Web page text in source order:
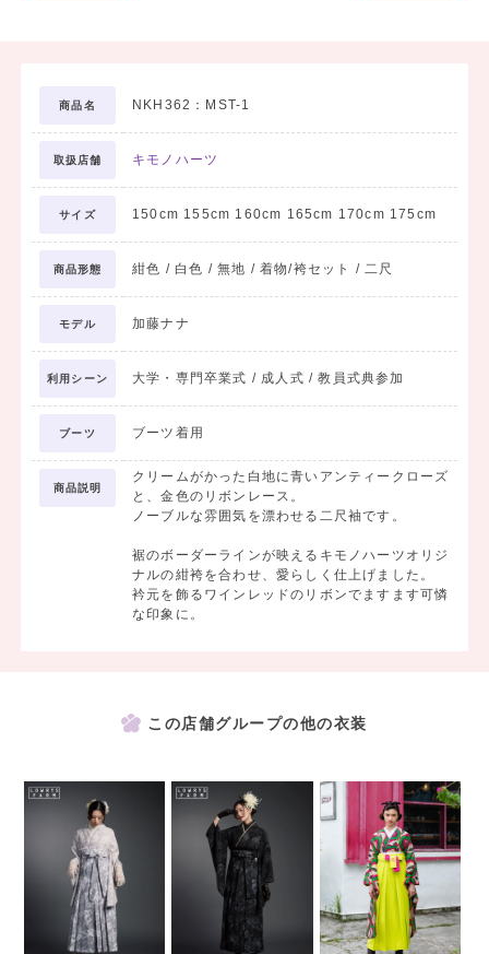
商品名 NKH362：MST-1
取扱店舗 キモノハーツ
サイズ 150cm 155cm 160cm 165cm 170cm 175cm
商品形態 紺色 / 白色 / 無地 / 着物/袴セット / 二尺
モデル 加藤ナナ
利用シーン 大学・専門卒業式 / 成人式 / 教員式典参加
ブーツ ブーツ着用
商品説明
クリームがかった白地に青いアンティークローズ
と、金色のリボンレース。
ノーブルな雰囲気を漂わせる二尺袖です。
裾のボーダーラインが映えるキモノハーツオリジ
ナルの紺袴を合わせ、愛らしく仕上げました。
衿元を飾るワインレッドのリボンでますます可憐
な印象に。
この店舗グループの他の衣装